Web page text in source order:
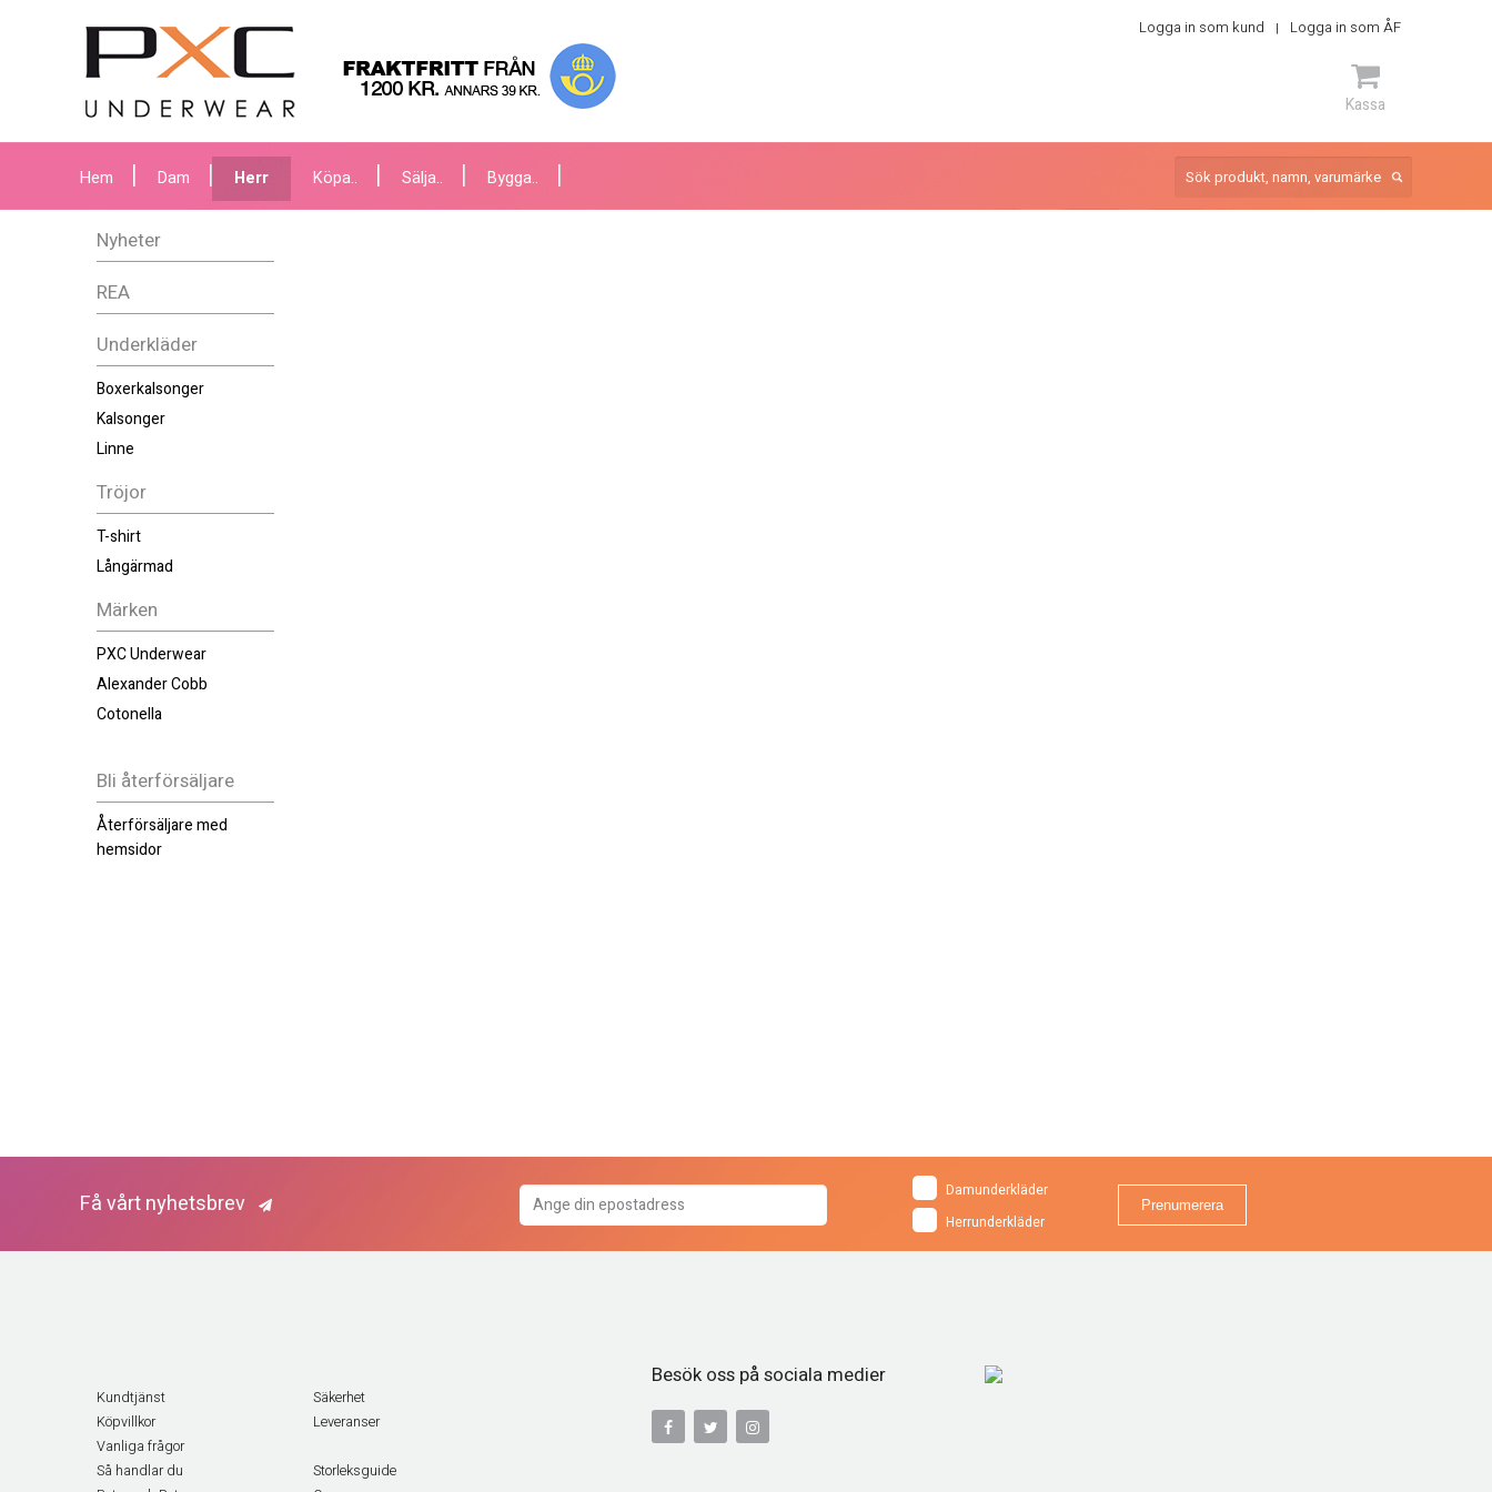
Logga in som kund Logga in som ÅF
Kassa
ARTIKEL
Hem Dam Herr Köpa.. Sälja.. Bygga..
Nyheter
REA
Underkläder
Boxerkalsonger
Kalsonger
Linne
Tröjor
T-shirt
Långärmad
Märken
PXC Underwear
Alexander Cobb
Cotonella
Bli återförsäljare
Återförsäljare med
hemsidor
Få vårt nyhetsbrev
Damunderkläder
Herrunderkläder
Kundtjänst
Säkerhet
Köpvillkor
Leveranser
Vanliga frågor
Så handlar du
Storleksguide
Besök oss på sociala medier